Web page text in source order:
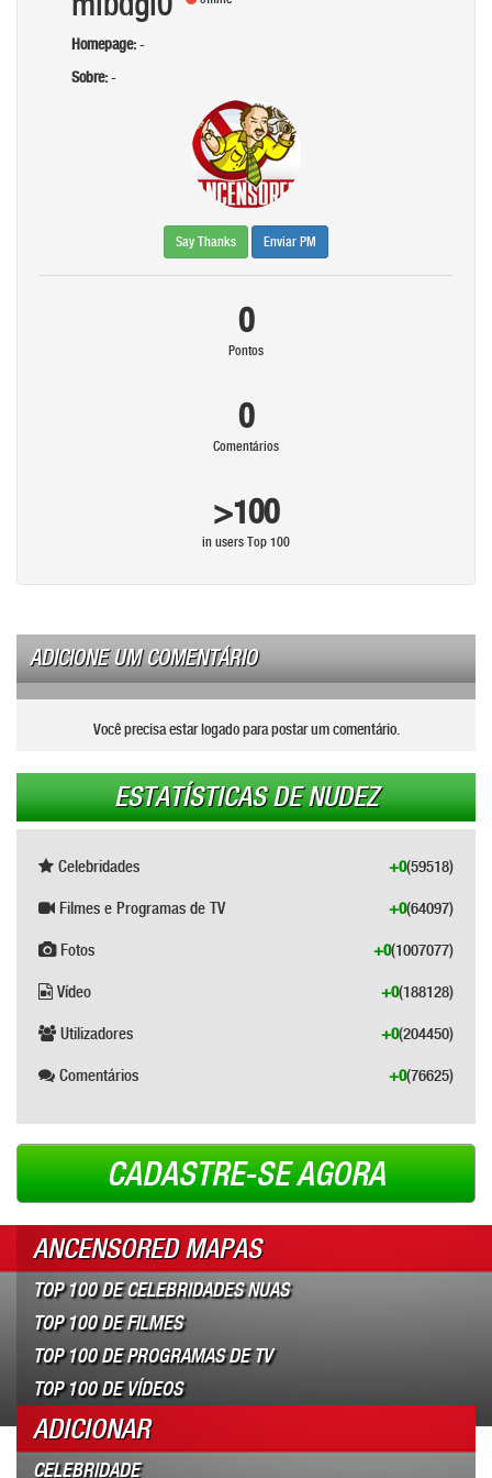
Homepage:-
Sobre:-
Say Thanks Enviar PM
0
Pontos
0
Comentários
>100
in users Top 100
ADICIONE UM COMENTÁRIO
Você precisa estar logado para postar um comentário.
ESTATÍSTICAS DE NUDEZ
Celebridades (59518)
+0
Filmes e Programas de TV (64097)
+0
Fotos (1007077)
+0
Vídeo (188128)
+0
Utilizadores (204450)
+0
Comentários (76625)
+0
CADASTRE-SE AGORA
ANCENSORED MAPAS
TOP 100 DE CELEBRIDADES NUAS
TOP 100 DE FILMES
TOP 100 DE PROGRAMAS DE TV
TOP 100 DE VÍDEOS
ADICIONAR
CELEBRIDADE